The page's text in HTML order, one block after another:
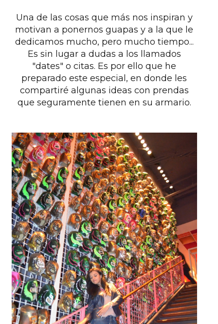
Una de las cosas que más nos inspiran y
motivan a ponernos guapas y a la que le
dedicamos mucho, pero mucho tiempo...
Es sin lugar a dudas a los llamados
"dates" o citas. Es por ello que he
preparado este especial, en donde les
compartiré algunas ideas con prendas
que seguramente tienen en su armario.